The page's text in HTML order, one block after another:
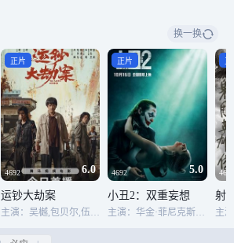
换一换
4692 6.0
正片
运钞大劫案
主演：吴樾,包贝尔,伍允龙,元彪,安志杰
4692 5.0
正片
小丑2：双重妄想
主演：华金·菲尼克斯,Lady Gaga,布莱丹·格里森,凯瑟琳·基纳,莎姬·贝兹,史蒂夫·库根,梁振邦,雅库布·洛弗兰德,比尔·斯米托洛维奇,盖特林·格里菲斯,哈利·劳蒂,提姆·狄龙,乔治·卡罗尔,莎珑·华盛顿,麦克·休斯顿,雷·吉尔,特洛伊·梅特卡夫,G·L·麦奎里,布莱恩·多纳休,吉米·斯玛古拉
4692
正